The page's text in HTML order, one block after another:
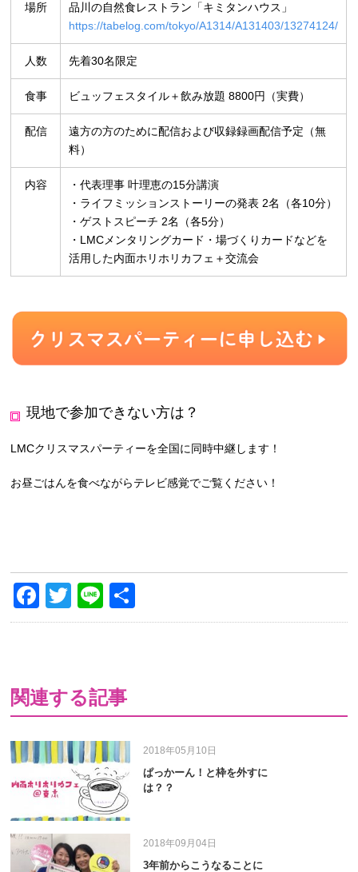
場所
品川の自然食レストラン「キミタンハウス」
https://tabelog.com/tokyo/A1314/A131403/13274124/
人数 先着30名限定
食事 ビュッフェスタイル＋飲み放題 8800円（実費）
配信
遠方の方のために配信および収録録画配信予定（無
料）
内容
・代表理事 叶理恵の15分講演
・ライフミッションストーリーの発表 2名（各10分）
・ゲストスピーチ 2名（各5分）
・LMCメンタリングカード・場づくりカードなどを
活用した内面ホリホリカフェ＋交流会
現地で参加できない方は？
LMCクリスマスパーティーを全国に同時中継します！
お昼ごはんを食べながらテレビ感覚でご覧ください！
Facebook
Twitter
Line
有
関連する記事
2018年05月10日
ぱっかーん！と枠を外すに
は？？
2018年09月04日
3年前からこうなることに